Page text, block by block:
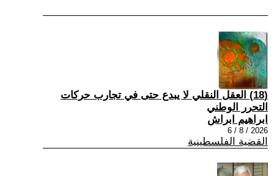
(18) العقل النقلي لا يبدع حتى في تجارب حركات
التحرر الوطني
ابراهيم ابراش
2026 / 8 / 6
القضية الفلسطينية